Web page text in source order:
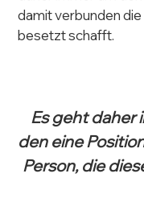
damit verbunden
besetzt schafft.
Es geht daher
den eine
Person, die